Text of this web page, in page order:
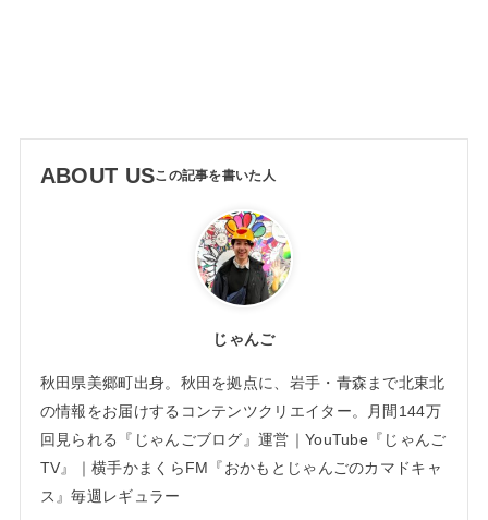
ABOUT US
じゃんご
秋田県美郷町出身。秋田を拠点に、岩手・青森まで北東北
の情報をお届けするコンテンツクリエイター。月間144万
回見られる『じゃんごブログ』運営｜YouTube『じゃんご
TV』｜横手かまくらFM『おかもとじゃんごのカマドキャ
ス』毎週レギュラー